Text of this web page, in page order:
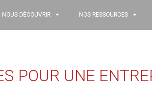
NOUS DÉCOUVRIR NOS RESSOURCES
POUR UNE